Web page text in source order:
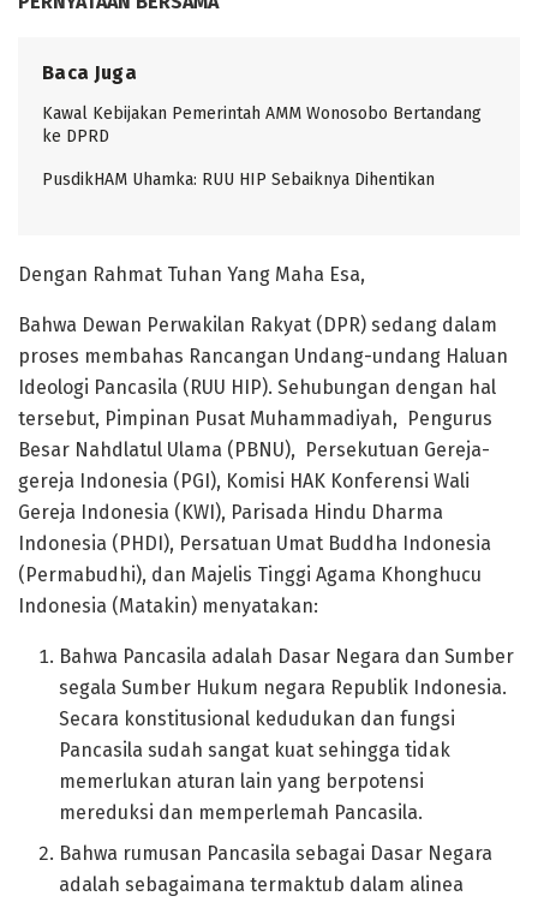
Baca Juga
Kawal Kebijakan Pemerintah AMM Wonosobo Bertandang
ke DPRD
PusdikHAM Uhamka: RUU HIP Sebaiknya Dihentikan
Dengan Rahmat Tuhan Yang Maha Esa,
Bahwa Dewan Perwakilan Rakyat (DPR) sedang dalam
proses membahas Rancangan Undang-undang Haluan
Ideologi Pancasila (RUU HIP). Sehubungan dengan hal
tersebut, Pimpinan Pusat Muhammadiyah, Pengurus
Besar Nahdlatul Ulama (PBNU), Persekutuan Gereja-
gereja Indonesia (PGI), Komisi HAK Konferensi Wali
Gereja Indonesia (KWI), Parisada Hindu Dharma
Indonesia (PHDI), Persatuan Umat Buddha Indonesia
(Permabudhi), dan Majelis Tinggi Agama Khonghucu
Indonesia (Matakin) menyatakan:
Bahwa Pancasila adalah Dasar Negara dan Sumber
segala Sumber Hukum negara Republik Indonesia.
Secara konstitusional kedudukan dan fungsi
Pancasila sudah sangat kuat sehingga tidak
memerlukan aturan lain yang berpotensi
mereduksi dan memperlemah Pancasila.
Bahwa rumusan Pancasila sebagai Dasar Negara
adalah sebagaimana termaktub dalam alinea